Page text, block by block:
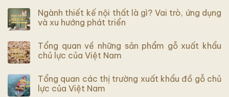
Ngành thiết kế nội thất là gì? Vai trò, ứng dụng
và xu hướng phát triển
Tổng quan về những sản phẩm gỗ xuất khẩu
chủ lực của Việt Nam
Tổng quan các thị trường xuất khẩu đồ gỗ chủ
lực của Việt Nam